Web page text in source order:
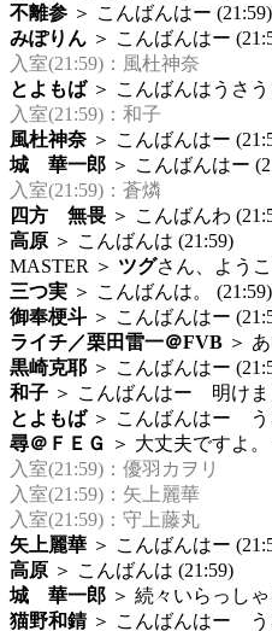
不離参 ＞ こんばんはー (21:59)
みぽりん ＞ こんばんはー
入室(21:59)：風杜神奈
とよもば＞ こんばんはうさう
入室(21:59)：和子
風杜神奈 ＞ こんばんはー
城 華一郎 ＞ こんばんはー
入室(21:59)：蒼燐
四方 無畏 ＞ こんばんわ
高原 ＞ こんばんは (21:59)
MASTER ＞ ツグさん、ようこ
三つ実 ＞ こんばんは。 (21:59)
御奉梗斗 ＞ こんばんはー
ライチ／栗田雷一＠FVB ＞
黒崎克耶 ＞ こんばんはー
和子 ＞ こんばんはー 明けま
とよもば＞ こんばんはー う
尋＠ＦＥＧ
＞ 大丈夫ですよ
入室(21:59)：優羽カヲリ
入室(21:59)：矢上麗華
入室(21:59)：守上藤丸
矢上麗華 ＞ こんばんはー
高原 ＞ こんばんは (21:59)
城 華一郎 ＞ 続々いらっし
猫野和錆＞ こんばんはー う